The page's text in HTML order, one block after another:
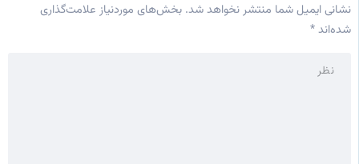
نشانی ایمیل شما منتشر نخواهد شد. بخش‌های موردنیاز علامت‌گذاری
شده‌اند*